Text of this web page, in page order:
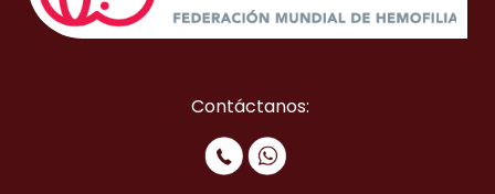
Contáctanos: